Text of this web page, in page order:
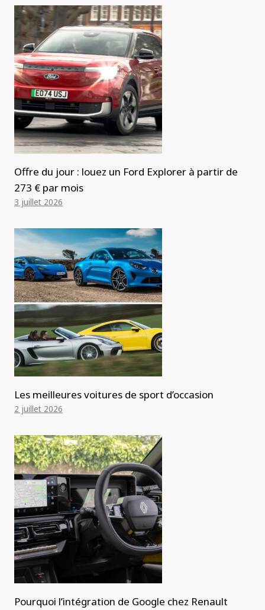
Offre du jour : louez un Ford Explorer à partir de
273 € par mois
3 juillet 2026
Les meilleures voitures de sport d’occasion
2 juillet 2026
Pourquoi l’intégration de Google chez Renault